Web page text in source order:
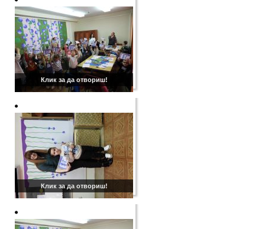
Клик за да отвориш!
Клик за да отвориш!